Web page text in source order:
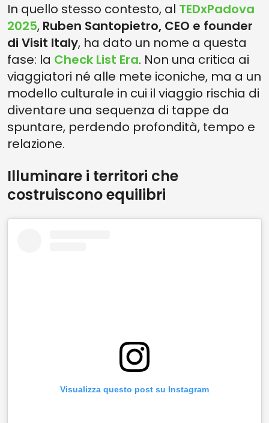
In quello stesso contesto, al TEDxPadova
2025, Ruben Santopietro, CEO e founder
di Visit Italy, ha dato un nome a questa
fase: la Check List Era. Non una critica ai
viaggiatori né alle mete iconiche, ma a un
modello culturale in cui il viaggio rischia di
diventare una sequenza di tappe da
spuntare, perdendo profondità, tempo e
relazione.
Illuminare i territori che
costruiscono equilibri
Visualizza questo post su Instagram